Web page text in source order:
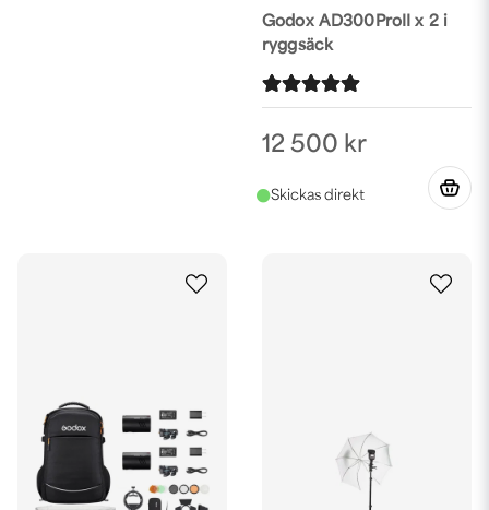
Godox AD300ProII x 2 i
ryggsäck
12 500 kr